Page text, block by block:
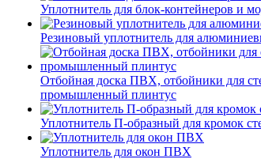
Уплотнитель для блок-контейнеров и
Резиновый уплотнитель для
Отбойная доска ПВХ, отбойники для
промышленный плинтус
Уплотнитель П-образный для кромок
Уплотнитель для окон ПВХ